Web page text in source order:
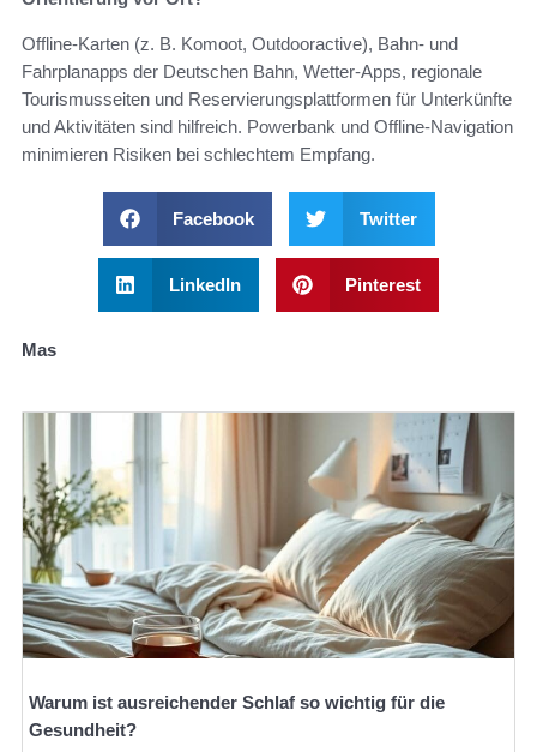
Offline‑Karten (z. B. Komoot, Outdooractive), Bahn‑ und
Fahrplanapps der Deutschen Bahn, Wetter‑Apps, regionale
Tourismusseiten und Reservierungsplattformen für Unterkünfte
und Aktivitäten sind hilfreich. Powerbank und Offline‑Navigation
minimieren Risiken bei schlechtem Empfang.
Facebook Twitter
LinkedIn Pinterest
Mas
Warum ist ausreichender Schlaf so wichtig für die
Gesundheit?